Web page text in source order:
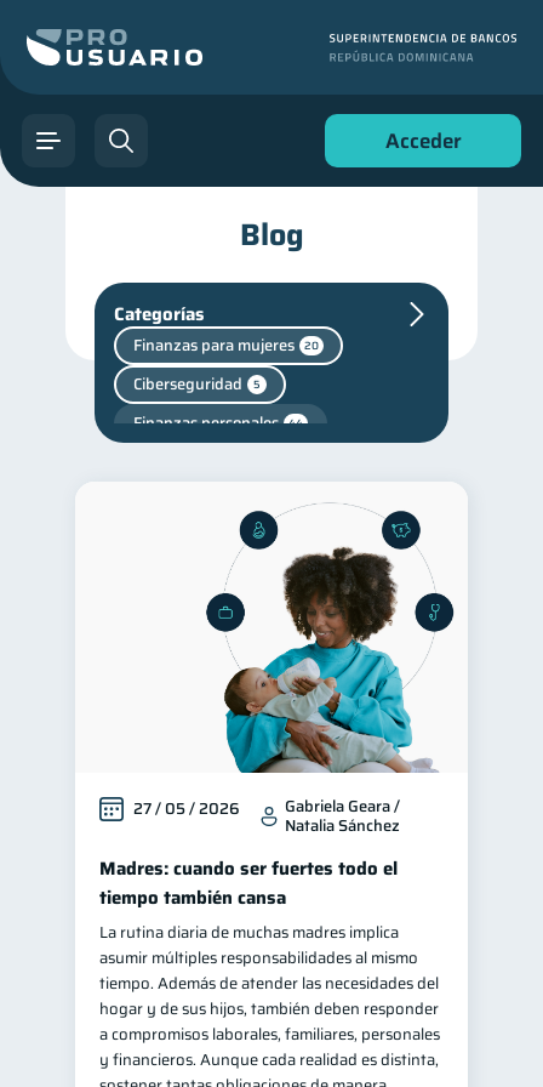
Acceder
Blog
Categorías
Finanzas para mujeres 20
Ciberseguridad 5
Finanzas personales 44
Finanzas para jóvenes
Control de deudas 30
Finanzas familiares 25
Inclusión financiera 22
Bienestar financiero 22
Seguridad financiera 13
Salud financiera 12
Productos financieros 11
Deudas 10
Entidad financiera 8
Préstamos 8 Ahorro 8
Consejos 6
Tarjeta de crédito 6
6
27 / 05 / 2026 Gabriela Geara /
Natalia Sánchez
Madres: cuando ser fuertes todo el
tiempo también cansa
La rutina diaria de muchas madres implica
asumir múltiples responsabilidades al mismo
tiempo. Además de atender las necesidades del
hogar y de sus hijos, también deben responder
a compromisos laborales, familiares, personales
y financieros. Aunque cada realidad es distinta,